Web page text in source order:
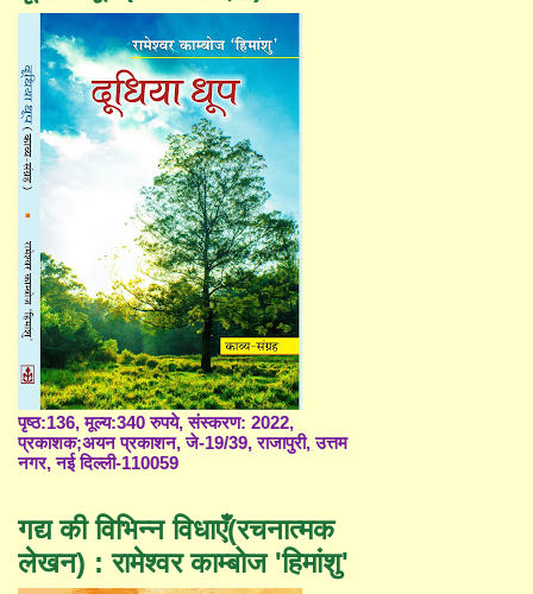
पृष्ठ:136, मूल्य:340 रुपये, संस्करण: 2022,
प्रकाशक;अयन प्रकाशन, जे-19/39, राजापुरी, उत्तम
नगर, नई दिल्ली-110059
गद्य की विभिन्न विधाएँ(रचनात्मक
लेखन) : रामेश्वर काम्बोज 'हिमांशु'